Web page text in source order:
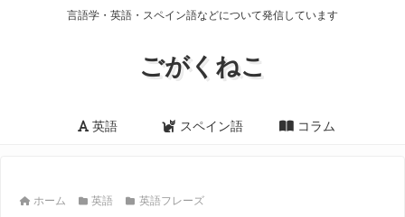
言語学・英語・スペイン語などについて発信しています
ごがくねこ
英語 スペイン語 コラム
ホーム 英語 英語フレーズ